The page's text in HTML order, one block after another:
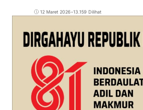
12 Maret 2026•13.159 Dilihat